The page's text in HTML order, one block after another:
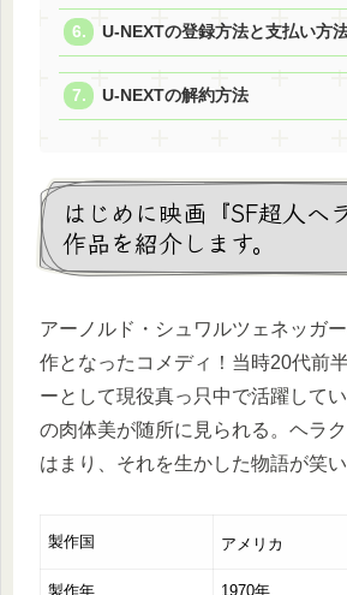
U-NEXTの登録方法と支払い方
U-NEXTの解約方法
はじめに映画『SF超人ヘ
作品を紹介します。
アーノルド・シュワルツェネッガ
作となったコメディ！当時20代前
ーとして現役真っ只中で活躍して
の肉体美が随所に見られる。ヘラ
はまり、それを生かした物語が笑い
製作国 アメリカ
製作年 1970年